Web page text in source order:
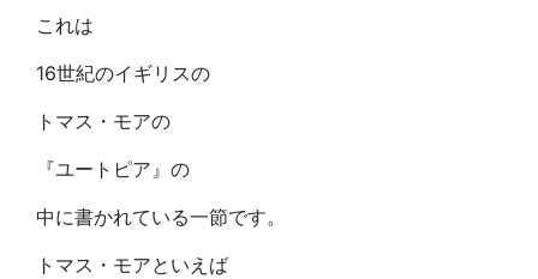
これは
16世紀のイギリスの
トマス・モアの
『ユートピア』の
中に書かれている一節です。
トマス・モアといえば